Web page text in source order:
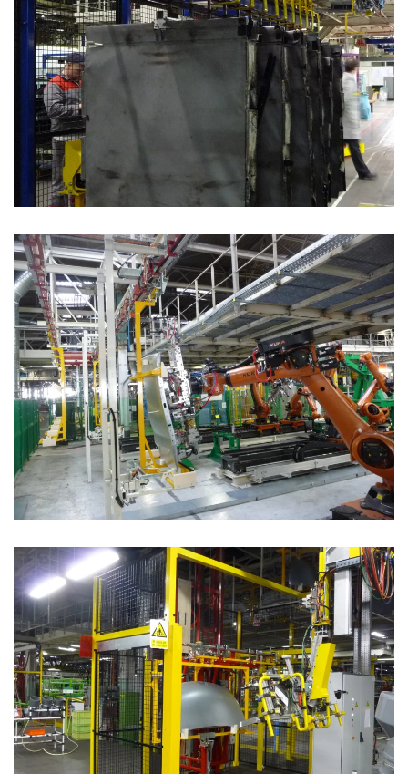
Convoyeur aérien power & free pour housses
Convoyeur pour chargement automatique de
portières
Assistance opérateur de déchargement capots